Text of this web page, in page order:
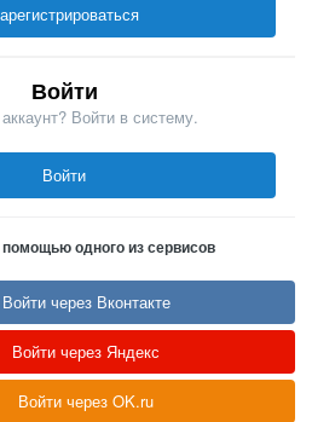
Войти
Войти в систему.
Войти
одного из сервисов
Войти через Вконтакте
Войти через Яндекс
Войти через OK.ru